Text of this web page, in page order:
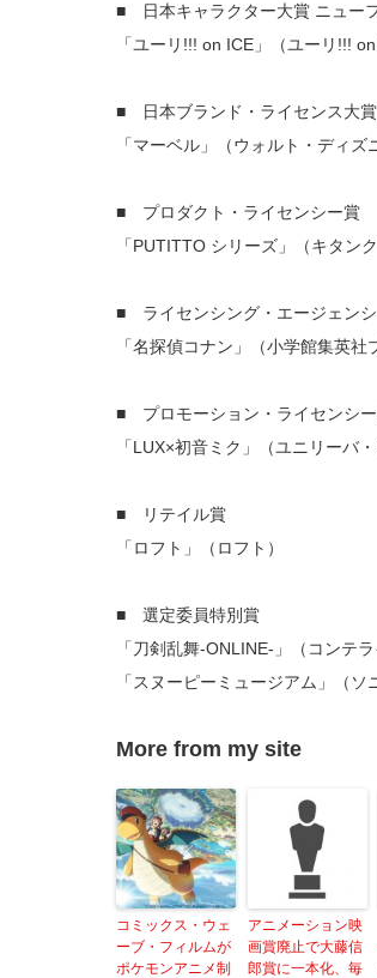
■ 日本キャラクター大賞 ニュー
「ユーリ!!! on ICE」（ユーリ!!!
■ 日本ブランド・ライセンス大賞
「マーベル」（ウォルト・ディズ
■ プロダクト・ライセンシー賞
「PUTITTO シリーズ」（キタンク
■ ライセンシング・エージェン
「名探偵コナン」（小学館集英社
■ プロモーション・ライセンシ
「LUX×初音ミク」（ユニリーバ・
■ リテイル賞
「ロフト」（ロフト）
■ 選定委員特別賞
「刀剣乱舞-ONLINE-」（コンテラ
「スヌーピーミュージアム」（ソ
More from my site
コミックス・ウェ
ーブ・フィルムが
ポケモンアニメ制
アニメーション映
画賞廃止で大藤信
郎賞に一本化、毎